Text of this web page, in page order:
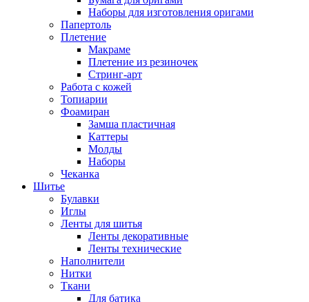
Наборы для изготовления оригами
Папертоль
Плетение
Макраме
Плетение из резиночек
Стринг-арт
Работа с кожей
Топиарии
Фоамиран
Замша пластичная
Каттеры
Молды
Наборы
Чеканка
Шитье
Булавки
Иглы
Ленты для шитья
Ленты декоративные
Ленты технические
Наполнители
Нитки
Ткани
Для батика